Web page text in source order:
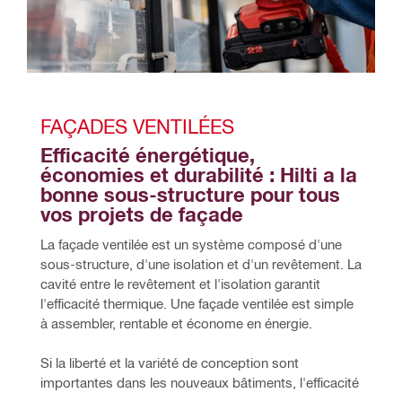
FAÇADES VENTILÉES
Efficacité énergétique,
économies et durabilité : Hilti a la
bonne sous-structure pour tous
vos projets de façade
La façade ventilée est un système composé d'une
sous-structure, d'une isolation et d'un revêtement. La
cavité entre le revêtement et l'isolation garantit
l'efficacité thermique. Une façade ventilée est simple
à assembler, rentable et économe en énergie.
Si la liberté et la variété de conception sont
importantes dans les nouveaux bâtiments, l'efficacité